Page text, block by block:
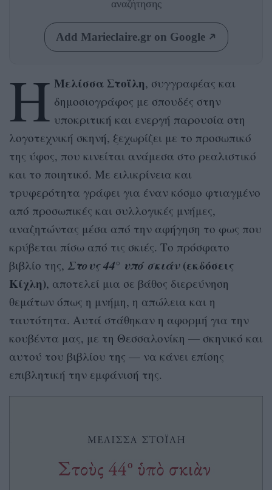
αναζήτησης
Add Marieclaire.gr on Google
Η Μελίσσα Στοΐλη, συγγραφέας και
δημοσιογράφος με σπουδές στην
υποκριτική και ενεργή παρουσία στη
λογοτεχνική σκηνή, ξεχωρίζει με το προσωπικό
της ύφος, που κινείται ανάμεσα στο ρεαλιστικό
και το ποιητικό. Με ειλικρίνεια και
τρυφερότητα γράφει για έναν κόσμο φτιαγμένο
από προσωπικές και συλλογικές μνήμες,
αναζητώντας μέσα από την αφήγηση το φως που
κρύβεται πίσω από τις σκιές. Το πρόσφατο
βιβλίο της, Στους 44° υπό σκιάν(εκδόσεις
Κίχλη), αποτελεί μια σε βάθος διερεύνηση
θεμάτων όπως η μνήμη, η απώλεια και η
ταυτότητα. Αυτά στάθηκαν η αφορμή για την
κουβέντα μας, με τη Θεσσαλονίκη — σκηνικό και
αυτού του βιβλίου της — να κάνει επίσης
επιβλητική την εμφάνισή της.